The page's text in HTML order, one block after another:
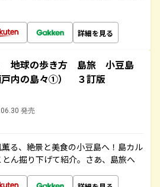
詳細を見る
地球の歩き方 島旅 小豆島
戸内の島々①） ３訂版
発売
る、絶景と美食の小豆島へ！島カル
ん掘り下げて紹介。さあ、島旅へ